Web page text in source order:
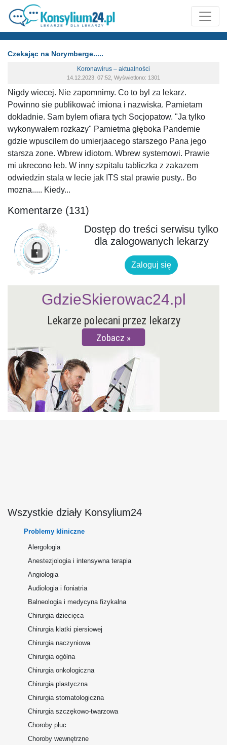
Czekając na Norymberge.....
Koronawirus – aktualności
14.12.2023, 07:52, Wyświetlono: 1301
Nigdy wiecej. Nie zapomnimy. Co to byl za lekarz.
Powinno sie publikować imiona i nazwiska. Pamietam
dokladnie. Sam bylem ofiara tych Socjopatow. "Ja tylko
wykonywałem rozkazy" Pamietma głęboka Pandemie
gdzie wpuscilem do umierjaacego starszego Pana jego
starsza zone. Wbrew idiotom. Wbrew systemowi. Prawie
mi ukrecono łeb. W inny szpitalu tabliczka z zakazem
odwiedzin stala w lecie jak ITS stal prawie pusty.. Bo
mozna..... Kiedy...
Komentarze (131)
Dostęp do treści serwisu tylko
dla zalogowanych lekarzy
Zaloguj się
Lekarze polecani przez lekarzy
Zobacz
GdzieSkierowac24.pl
Wszystkie działy Konsylium24
Problemy kliniczne
Alergologia
Anestezjologia i intensywna terapia
Angiologia
Audiologia i foniatria
Balneologia i medycyna fizykalna
Chirurgia dziecięca
Chirurgia klatki piersiowej
Chirurgia naczyniowa
Chirurgia ogólna
Chirurgia onkologiczna
Chirurgia plastyczna
Chirurgia stomatologiczna
Chirurgia szczękowo-twarzowa
Choroby płuc
Choroby wewnętrzne